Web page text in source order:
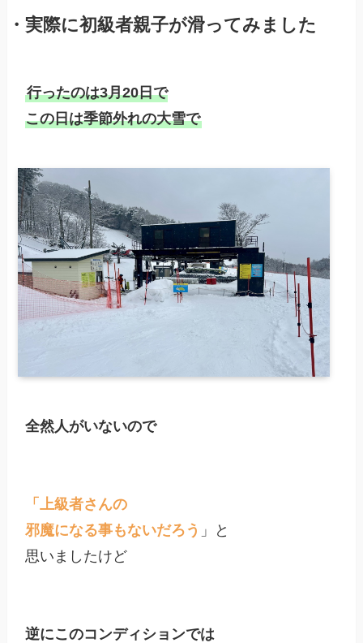
・実際に初級者親子が滑ってみました
行ったのは3月20日で
この日は季節外れの大雪で
全然人がいないので
「上級者さんの
邪魔になる事もないだろう 」と
思いましたけど
逆にこのコンディションでは